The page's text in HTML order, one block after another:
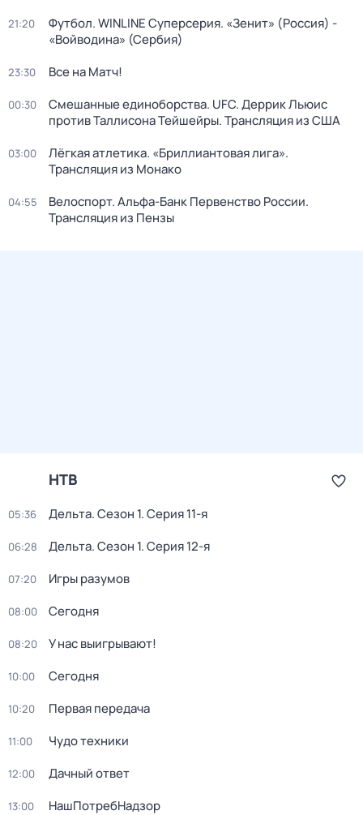
21:20
Футбол. WINLINE Суперсерия. «Зенит» (Россия) -
«Войводина» (Сербия)
23:30 Все на Матч!
00:30
Смешанные единоборства. UFC. Деррик Льюис
против Таллисона Тейшейры. Трансляция из США
03:00
Лёгкая атлетика. «Бриллиантовая лига».
Трансляция из Монако
04:55
Велоспорт. Альфа-Банк Первенство России.
Трансляция из Пензы
НТВ
05:36 Дельта. Сезон 1. Серия 11-я
06:28 Дельта. Сезон 1. Серия 12-я
07:20 Игры разумов
08:00 Сегодня
08:20 У нас выигрывают!
10:00 Сегодня
10:20 Первая передача
11:00 Чудо техники
12:00 Дачный ответ
13:00 НашПотребНадзор